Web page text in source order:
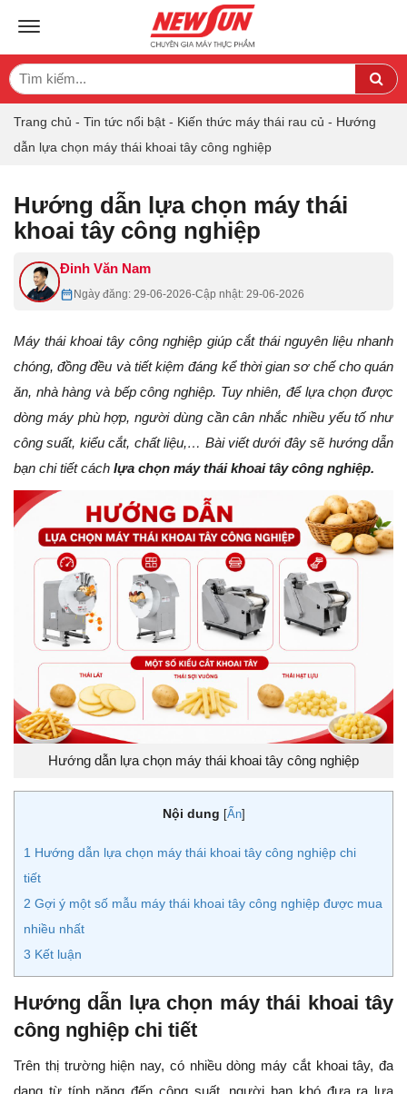
TOGGLE NAVIGATION
Search
for:
Trang chủ - Tin tức nổi bật - Kiến thức máy thái rau củ - Hướng
dẫn lựa chọn máy thái khoai tây công nghiệp
Hướng dẫn lựa chọn máy thái
khoai tây công nghiệp
Đinh Văn Nam
Ngày đăng: 29-06-2026-Cập nhật: 29-06-2026
Máy thái khoai tây công nghiệp giúp cắt thái nguyên liệu nhanh
chóng, đồng đều và tiết kiệm đáng kể thời gian sơ chế cho quán
ăn, nhà hàng và bếp công nghiệp. Tuy nhiên, để lựa chọn được
dòng máy phù hợp, người dùng cần cân nhắc nhiều yếu tố như
công suất, kiểu cắt, chất liệu,… Bài viết dưới đây sẽ hướng dẫn
bạn chi tiết cách lựa chọn máy thái khoai tây công nghiệp.
Hướng dẫn lựa chọn máy thái khoai tây công nghiệp
Nội dung [Ẩn]
1 Hướng dẫn lựa chọn máy thái khoai tây công nghiệp chi
tiết
2 Gợi ý một số mẫu máy thái khoai tây công nghiệp được mua
nhiều nhất
3 Kết luận
Hướng dẫn lựa chọn máy thái khoai tây
công nghiệp chi tiết
Trên thị trường hiện nay, có nhiều dòng máy cắt khoai tây, đa
dạng từ tính năng đến công suất, người bạn khó đưa ra lựa